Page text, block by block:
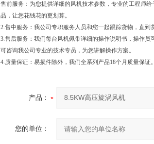
售前服务：为您提供详细的风机技术参数，专业的工程师
品，让您花钱花的更划算。
2.售中服务：我公司专职服务人员和您一起跟踪货物，直到
3.售后服务：我们每台风机佩带详细的操作说明书，操作
可咨询我公司专业的技术专员，为您讲解操作方案。
4.质量保证：易损件除外，我们全系列产品18个月质量保证。
产品：
您的单位：